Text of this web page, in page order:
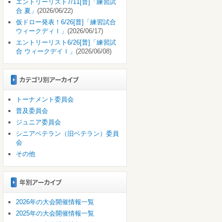
エントリーリスト7/11[普]「練習試
合 夏」 (2026/06/22)
仮ドロー発表！6/26[普]「練習試合
ウィークディⅠ」 (2026/06/17)
エントリーリスト6/26[普]「練習試
合 ウィークデイⅠ」 (2026/06/08)
トーナメント委員会
普及委員会
ジュニア委員会
シニアベテラン（旧ベテラン）委員
会
その他
2026年の大会開催情報一覧
2025年の大会開催情報一覧